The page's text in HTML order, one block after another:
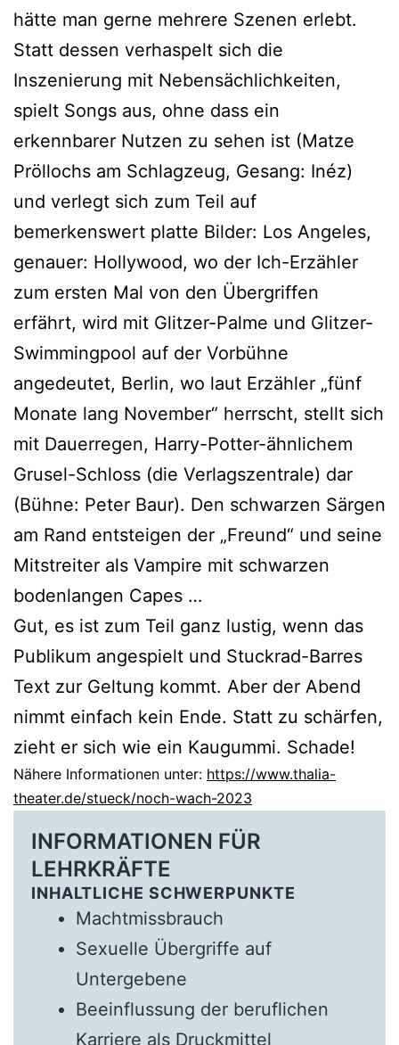
hätte man gerne mehrere Szenen erlebt.
Statt dessen verhaspelt sich die
Inszenierung mit Nebensächlichkeiten,
spielt Songs aus, ohne dass ein
erkennbarer Nutzen zu sehen ist (Matze
Pröllochs am Schlagzeug, Gesang: Inéz)
und verlegt sich zum Teil auf
bemerkenswert platte Bilder: Los Angeles,
genauer: Hollywood, wo der Ich-Erzähler
zum ersten Mal von den Übergriffen
erfährt, wird mit Glitzer-Palme und Glitzer-
Swimmingpool auf der Vorbühne
angedeutet, Berlin, wo laut Erzähler „fünf
Monate lang November“ herrscht, stellt sich
mit Dauerregen, Harry-Potter-ähnlichem
Grusel-Schloss (die Verlagszentrale) dar
(Bühne: Peter Baur). Den schwarzen Särgen
am Rand entsteigen der „Freund“ und seine
Mitstreiter als Vampire mit schwarzen
bodenlangen Capes …
Gut, es ist zum Teil ganz lustig, wenn das
Publikum angespielt und Stuckrad-Barres
Text zur Geltung kommt. Aber der Abend
nimmt einfach kein Ende. Statt zu schärfen,
zieht er sich wie ein Kaugummi. Schade!
Nähere Informationen unter: https://www.thalia-
theater.de/stueck/noch-wach-2023
INFORMATIONEN FÜR
LEHRKRÄFTE
INHALTLICHE SCHWERPUNKTE
Machtmissbrauch
Sexuelle Übergriffe auf
Untergebene
Beeinflussung der beruflichen
Karriere als Druckmittel